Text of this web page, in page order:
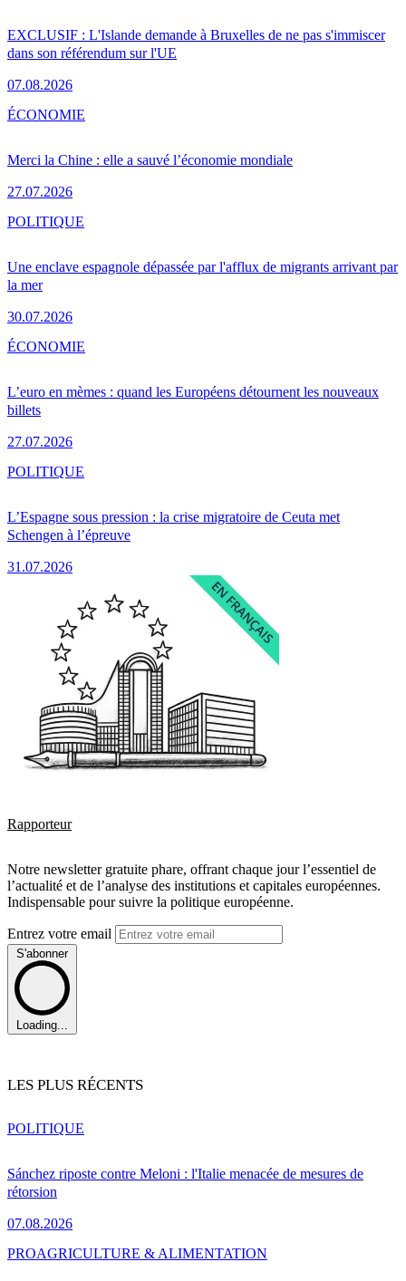
EXCLUSIF : L'Islande demande à Bruxelles de ne pas s'immiscer
dans son référendum sur l'UE
07.08.2026
Merci la Chine : elle a sauvé l’économie mondiale
27.07.2026
ÉCONOMIE
Une enclave espagnole dépassée par l'afflux de migrants arrivant par
la mer
30.07.2026
POLITIQUE
L’euro en mèmes : quand les Européens détournent les nouveaux
billets
27.07.2026
ÉCONOMIE
L’Espagne sous pression : la crise migratoire de Ceuta met
Schengen à l’épreuve
31.07.2026
POLITIQUE
Rapporteur
Notre newsletter gratuite phare, offrant chaque jour l’essentiel de
l’actualité et de l’analyse des institutions et capitales européennes.
Indispensable pour suivre la politique européenne.
Entrez votre email
S'abonner
Loading...
LES PLUS RÉCENTS
Sánchez riposte contre Meloni : l'Italie menacée de mesures de
rétorsion
07.08.2026
POLITIQUE
PROAGRICULTURE & ALIMENTATION